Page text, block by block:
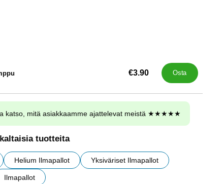
€3.90 Osta
katso, mitä asiakkaamme ajattelevat meistä ★★★★★
tuotteita
Helium Ilmapallot Yksiväriset Ilmapallot
Ilmapallot